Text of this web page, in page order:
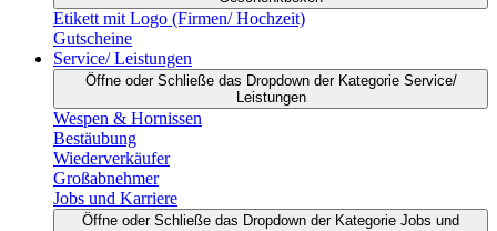
Etikett mit Logo (Firmen/ Hochzeit)
Gutscheine
Service/ Leistungen
Öffne oder Schließe das Dropdown der Kategorie Service/
Leistungen
Wespen & Hornissen
Bestäubung
Wiederverkäufer
Großabnehmer
Jobs und Karriere
Öffne oder Schließe das Dropdown der Kategorie Jobs und